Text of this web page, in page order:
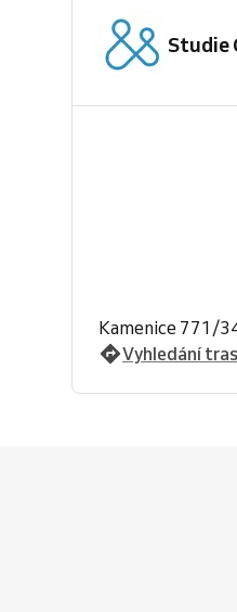
Studie
Kamenice 771/
Vyhledání